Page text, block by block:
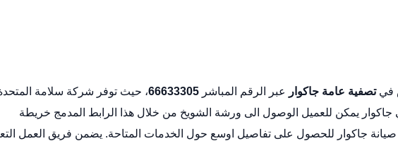
فيتصفية عامة جاكوار عبر الرقم المباشر 66633305، حيث توفر شركة سلامة
جاكوار يمكن للعميل الوصول الى ورشة الشويخ من خلال هذا الرابط المدمج خريطة
جاكوار للحصول على تفاصيل اوسع حول الخدمات المتاحة. يضمن فريق العمل